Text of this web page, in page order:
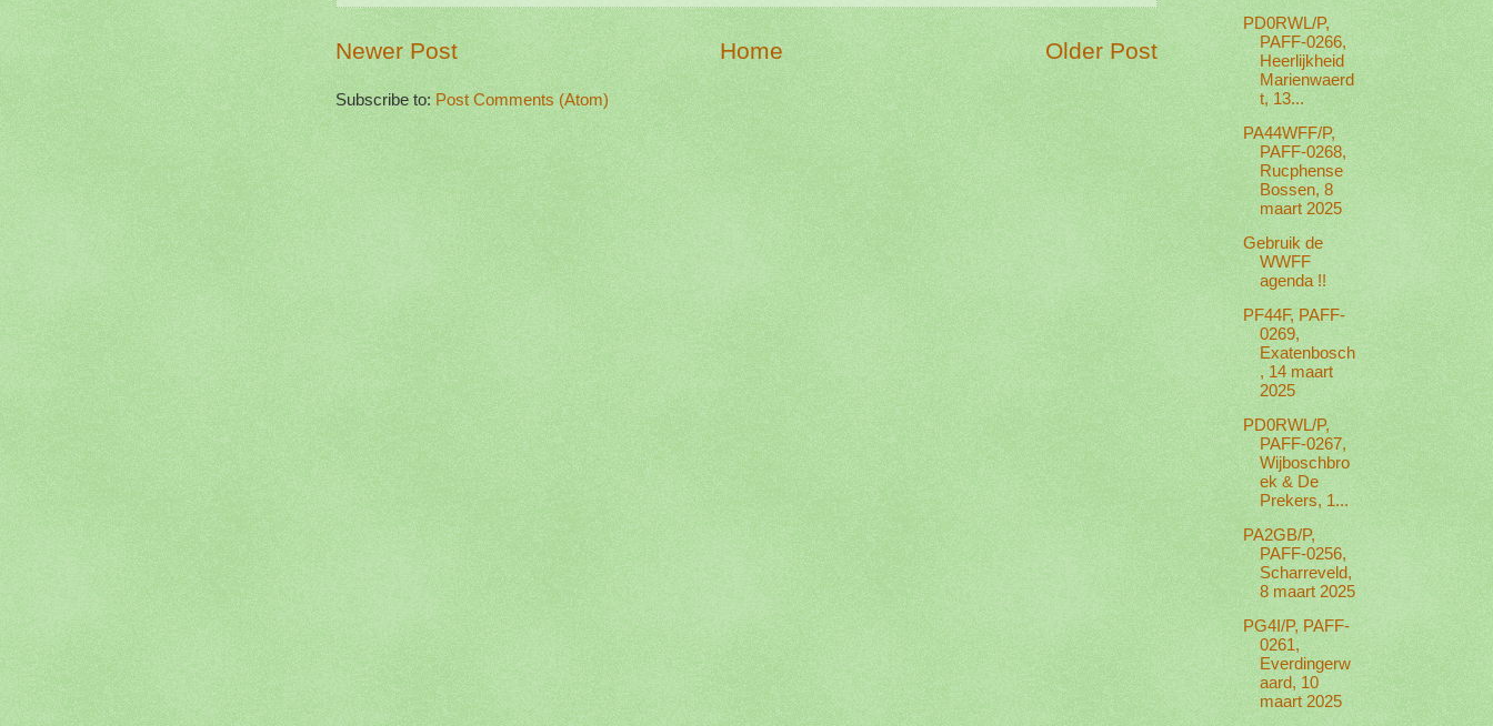
Newer Post Older Post
Home
Subscribe to: Post Comments (Atom)
PD0RWL/P,
PAFF-0266,
Heerlijkheid
Marienwaerd
t, 13...
PA44WFF/P,
PAFF-0268,
Rucphense
Bossen, 8
maart 2025
Gebruik de
WWFF
agenda !!
PF44F, PAFF-
0269,
Exatenbosch
, 14 maart
2025
PD0RWL/P,
PAFF-0267,
Wijboschbro
ek & De
Prekers, 1...
PA2GB/P,
PAFF-0256,
Scharreveld,
8 maart 2025
PG4I/P, PAFF-
0261,
Everdingerw
aard, 10
maart 2025